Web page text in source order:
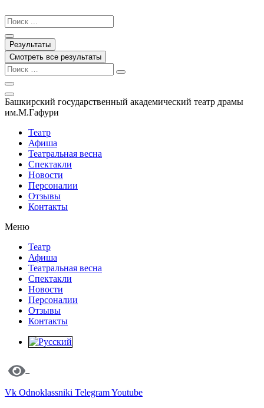
к
содержимому
Search
...
Результаты
Смотреть все результаты
Башкирский государственный академический театр драмы
им.М.Гафури
Театр
Афиша
Театральная весна
Спектакли
Новости
Персоналии
Отзывы
Контакты
Меню
Театр
Афиша
Театральная весна
Спектакли
Новости
Персоналии
Отзывы
Контакты
Vk Odnoklassniki TelegramYoutube